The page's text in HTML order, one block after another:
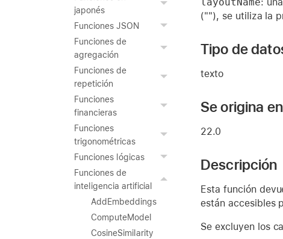
japonés
Funciones JSON
Funciones de
agregación
Funciones de
repetición
Funciones
financieras
Funciones
trigonométricas
Funciones lógicas
Funciones de
inteligencia artificial
AddEmbeddings
ComputeModel
CosineSimilarity
(""), se utiliza la
Tipo de
texto
Se origina en
22.0
Descripción
Esta función
están accesibles
Se excluyen los